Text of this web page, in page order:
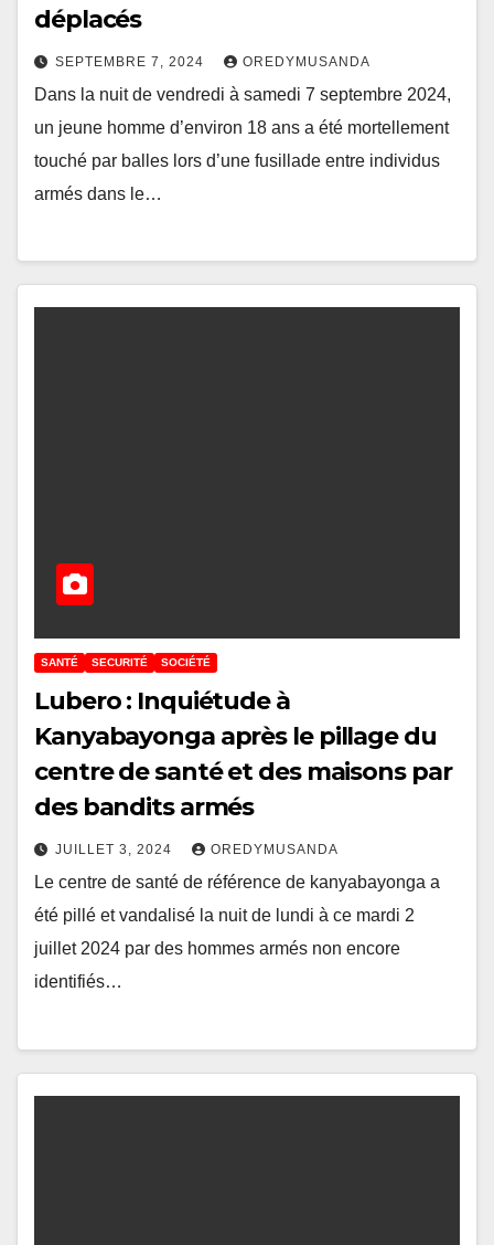
déplacés
SEPTEMBRE 7, 2024 OREDYMUSANDA
Dans la nuit de vendredi à samedi 7 septembre 2024,
un jeune homme d’environ 18 ans a été mortellement
touché par balles lors d’une fusillade entre individus
armés dans le…
SANTÉ SECURITÉ SOCIÉTÉ
Lubero : Inquiétude à
Kanyabayonga après le pillage du
centre de santé et des maisons par
des bandits armés
JUILLET 3, 2024 OREDYMUSANDA
Le centre de santé de référence de kanyabayonga a
été pillé et vandalisé la nuit de lundi à ce mardi 2
juillet 2024 par des hommes armés non encore
identifiés…